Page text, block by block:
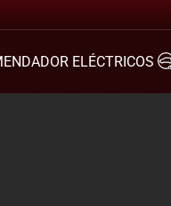
ELÉCTRICOS